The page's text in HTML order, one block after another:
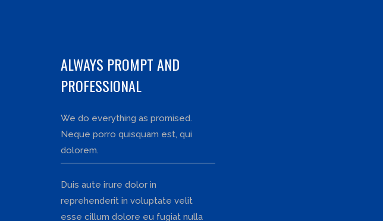
ALWAYS PROMPT AND
PROFESSIONAL
We do everything as promised.
Neque porro quisquam est, qui
dolorem.
Duis aute irure dolor in
reprehenderit in voluptate velit
esse cillum dolore eu fugiat nulla